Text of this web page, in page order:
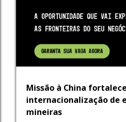
Missão à China fortalece
internacionalização de
mineiras